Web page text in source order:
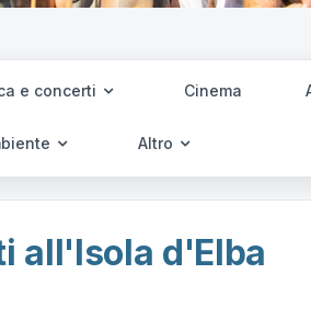
e concerti Cinema
Altro
all'Isola d'Elba